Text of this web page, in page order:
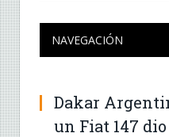
NAVEGACIÓN
Dakar
un Fiat 147